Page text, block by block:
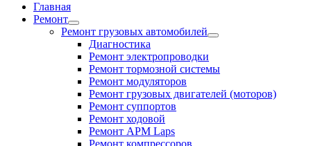
Главная
Ремонт
Ремонт грузовых автомобилей
Диагностика
Ремонт электропроводки
Ремонт тормозной системы
Ремонт модуляторов
Ремонт грузовых двигателей (моторов)
Ремонт суппортов
Ремонт ходовой
Ремонт APM Laps